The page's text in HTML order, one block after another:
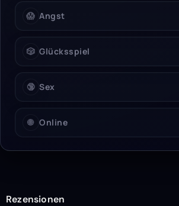
😱 Angst
🎲 Glücksspiel
🔞 Sex
🌐 Online
Rezensionen